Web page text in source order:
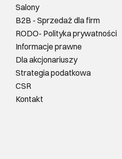
Salony
B2B - Sprzedaż dla firm
RODO- Polityka prywatności
Informacje prawne
Dla akcjonariuszy
Strategia podatkowa
CSR
Kontakt